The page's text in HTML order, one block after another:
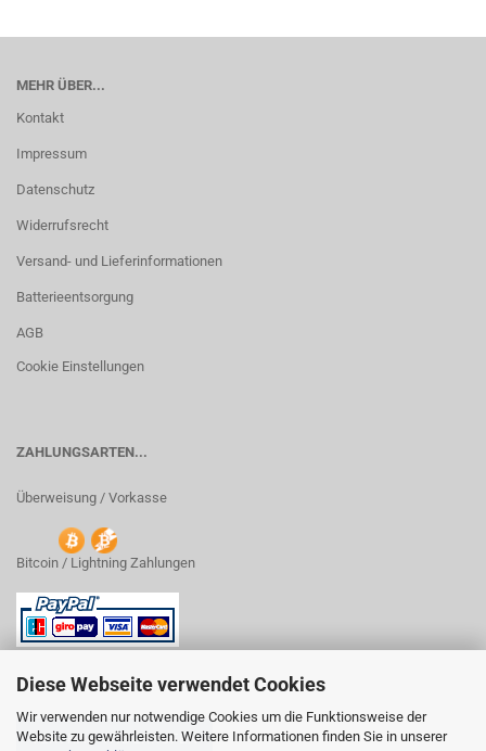
Diese Webseite verwendet Cookies
Wir verwenden nur notwendige Cookies um die Funktionsweise der
Website zu gewährleisten. Weitere Informationen finden Sie in unserer
MEHR ÜBER...
Kontakt
Impressum
Datenschutz
Widerrufsrecht
Versand- und Lieferinformationen
Batterieentsorgung
AGB
Cookie Einstellungen
ZAHLUNGSARTEN...
Überweisung / Vorkasse
Bitcoin / Lightning Zahlungen
VERTRAG WIDERRUFEN